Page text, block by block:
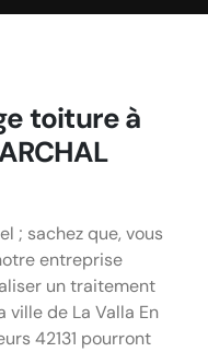
toiture à
; sachez que, vous
entreprise
un traitement
de La Valla En
42131 pourront